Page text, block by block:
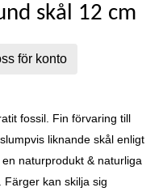
skål 12 cm
för konto
fossil. Fin förvaring till
liknande skål enligt
naturprodukt & naturliga
kan skilja sig